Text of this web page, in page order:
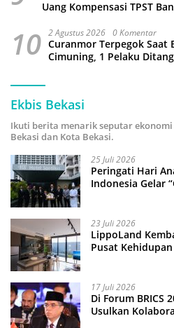
Uang Kompensasi TPST
10 2 Agustus 2026 0 Komentar
Curanmor Terpegok Saat
Cimuning, 1 Pelaku
Ekbis Bekasi
Ikuti berita menarik seputar
Bekasi dan Kota Bekasi.
25 Juli 2026
Peringati Hari
Indonesia Gelar
23 Juli 2026
LippoLand
Pusat
17 Juli 2026
Di Forum BRICS
Usulkan